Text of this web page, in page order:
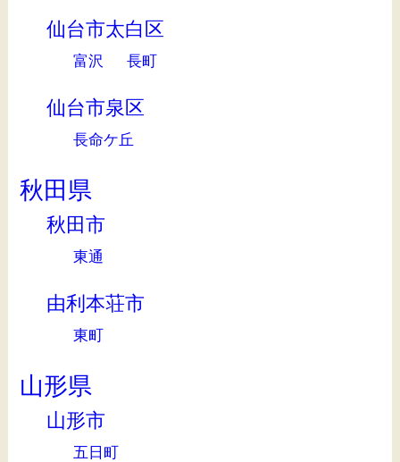
仙台市太白区
富沢 長町
仙台市泉区
長命ケ丘
秋田県
秋田市
東通
由利本荘市
東町
山形県
山形市
五日町